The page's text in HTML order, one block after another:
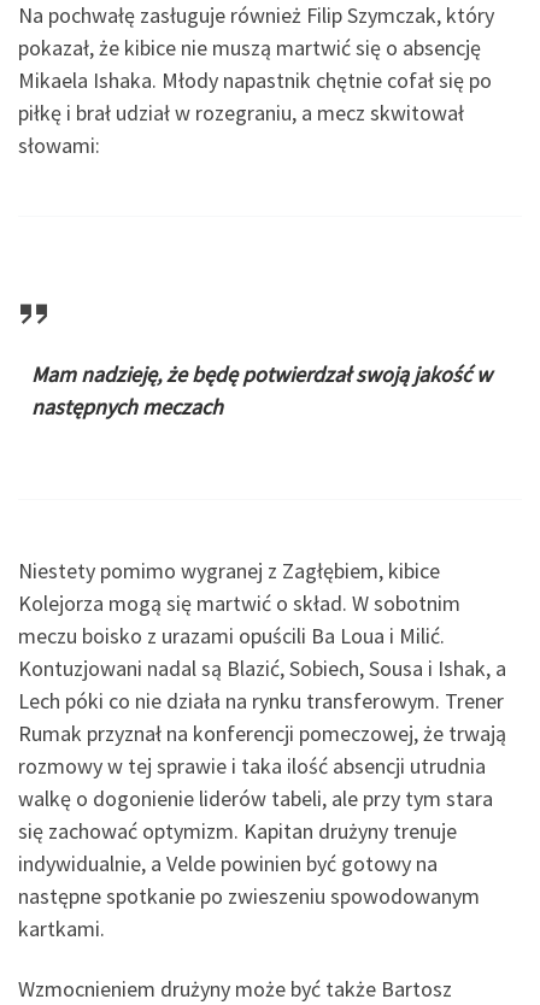
Na pochwałę zasługuje również Filip Szymczak, który
pokazał, że kibice nie muszą martwić się o absencję
Mikaela Ishaka. Młody napastnik chętnie cofał się po
piłkę i brał udział w rozegraniu, a mecz skwitował
słowami:
Mam nadzieję, że będę potwierdzał swoją jakość w
następnych meczach
Niestety pomimo wygranej z Zagłębiem, kibice
Kolejorza mogą się martwić o skład. W sobotnim
meczu boisko z urazami opuścili Ba Loua i Milić.
Kontuzjowani nadal są Blazić, Sobiech, Sousa i Ishak, a
Lech póki co nie działa na rynku transferowym. Trener
Rumak przyznał na konferencji pomeczowej, że trwają
rozmowy w tej sprawie i taka ilość absencji utrudnia
walkę o dogonienie liderów tabeli, ale przy tym stara
się zachować optymizm. Kapitan drużyny trenuje
indywidualnie, a Velde powinien być gotowy na
następne spotkanie po zwieszeniu spowodowanym
kartkami.
Wzmocnieniem drużyny może być także Bartosz